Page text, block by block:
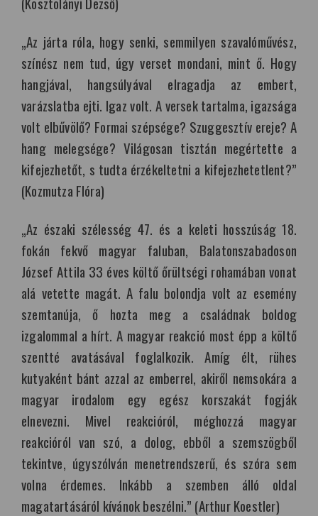
„Az járta róla, hogy senki, semmilyen szavalóművész,
színész nem tud, úgy verset mondani, mint ő. Hogy
hangjával, hangsúlyával elragadja az embert,
varázslatba ejti. Igaz volt. A versek tartalma, igazsága
volt elbűvölő? Formai szépsége? Szuggesztív ereje? A
hang melegsége? Világosan tisztán megértette a
kifejezhetőt, s tudta érzékeltetni a kifejezhetetlent?”
(Kozmutza Flóra)
„Az északi szélesség 47. és a keleti hosszúság 18.
fokán fekvő magyar faluban, Balatonszabadoson
József Attila 33 éves költő őrültségi rohamában vonat
alá vetette magát. A falu bolondja volt az esemény
szemtanúja, ő hozta meg a családnak boldog
izgalommal a hírt. A magyar reakció most épp a költő
szentté avatásával foglalkozik. Amíg élt, rühes
kutyaként bánt azzal az emberrel, akiről nemsokára a
magyar irodalom egy egész korszakát fogják
elnevezni. Mivel reakcióról, méghozzá magyar
reakcióról van szó, a dolog, ebből a szemszögből
tekintve, úgyszólván menetrendszerű, és szóra sem
volna érdemes. Inkább a szemben álló oldal
magatartásáról kívánok beszélni.” (Arthur Koestler)